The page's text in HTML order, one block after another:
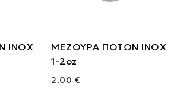
ΙΝΟΧ
ΜΕΖΟΥΡΑ ΠΟΤΩΝ ΙΝΟΧ
1-2oz
2.00 €